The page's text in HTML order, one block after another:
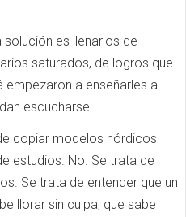
es llenarlos de
saturados, de logros que
empezaron a enseñarles a
escucharse.
copiar modelos nórdicos
estudios. No. Se trata de
Se trata de entender que un
llorar sin culpa, que sabe